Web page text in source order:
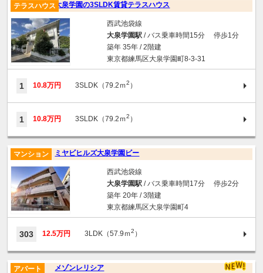
大泉学園の3SLDK賃貸テラスハウス
テラスハウス
西武池袋線
大泉学園駅/ バス乗車時間15分 停歩1分
築年 35年 / 2階建
東京都練馬区大泉学園町8-3-31
1 10.8万円 3SLDK（79.2ｍ2 ）
1 10.8万円 3SLDK（79.2ｍ2 ）
ミヤビヒルズ大泉学園ビー
マンション
西武池袋線
大泉学園駅/ バス乗車時間17分 停歩2分
築年 20年 / 3階建
東京都練馬区大泉学園町4
303 12.5万円 3LDK（57.9ｍ2 ）
メゾンレリシア
アパート